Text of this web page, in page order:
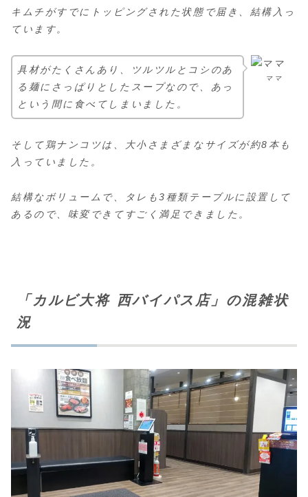
キムチがすでにトッピングされた状態で届き、結構入っ
ています。
ママ
具材がたくさんあり、ツルツルとコシのあ
る麺にさっぱりとしたスープなので、あっ
という間に食べてしまいました。
そして鶏ナンコツは、大小さまざまなサイズが約8本も
入っていました。
結構なボリュームで、タレも3種類テーブルに設置して
あるので、味変できてすごく満足できました。
「カルビ大将 西バイパス店」の混雑状
況